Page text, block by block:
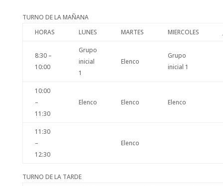
TURNO DE LA MAÑANA
HORAS
LUNES MARTES MIERCOLES
8:30 –
10:00
Grupo
inicial
1
Elenco
Grupo
inicial 1
10:00
–
11:30
Elenco Elenco Elenco
11:30
–
12:30
Elenco
TURNO DE LA TARDE